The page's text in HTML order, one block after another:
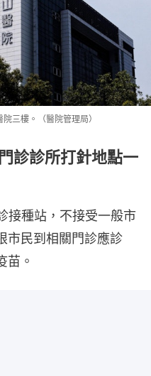
三樓。（醫院管理局）
診診所打針地點一
接種站，不接受一般市
市民到相關門診應診
苗。